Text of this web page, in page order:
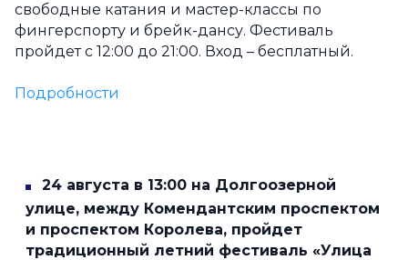
свободные катания и мастер-классы по
фингерспорту и брейк-дансу. Фестиваль
пройдет с 12:00 до 21:00. Вход – бесплатный.
Подробности
24 августа в 13:00 на Долгоозерной
улице, между Комендантским проспектом
и проспектом Королева, пройдет
традиционный летний фестиваль «Улица